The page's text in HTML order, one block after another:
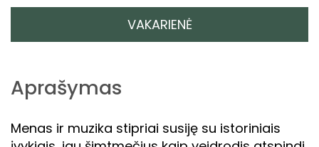
VAKARIENĖ
Aprašymas
Menas ir muzika stipriai susiję su istoriniais